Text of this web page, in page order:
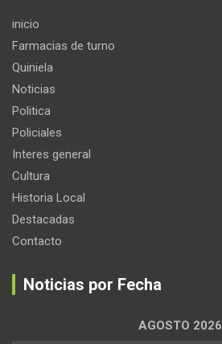
inicio
Farmacias de turno
Quiniela
Noticias
Politica
Policiales
Interes general
Cultura
Historia Local
Destacadas
Contacto
Noticias por Fecha
AGOSTO 2026